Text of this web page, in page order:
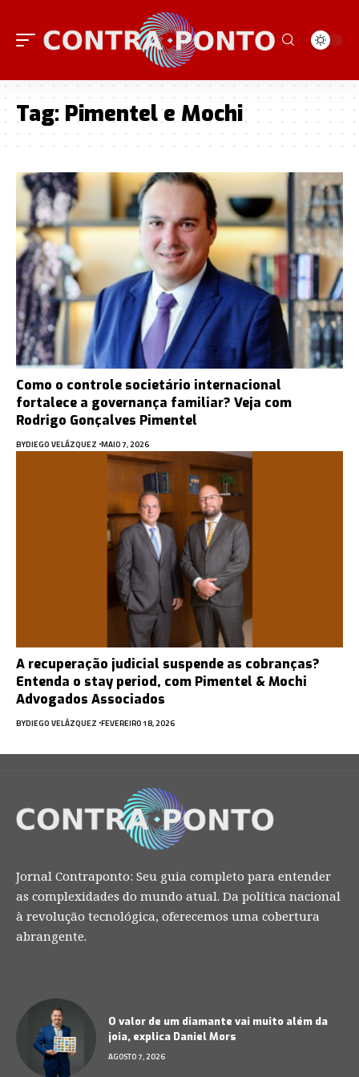
Tag: Pimentel e Mochi
Como o controle societário internacional
fortalece a governança familiar? Veja com
Rodrigo Gonçalves Pimentel
BYDIEGO VELÁZQUEZ MAIO 7, 2026
A recuperação judicial suspende as cobranças?
Entenda o stay period, com Pimentel & Mochi
Advogados Associados
BYDIEGO VELÁZQUEZ FEVEREIRO 18, 2026
Jornal Contraponto: Seu guia completo para entender
as complexidades do mundo atual. Da política nacional
à revolução tecnológica, oferecemos uma cobertura
abrangente.
O valor de um diamante vai muito além da
joia, explica Daniel Mors
AGOSTO 7, 2026